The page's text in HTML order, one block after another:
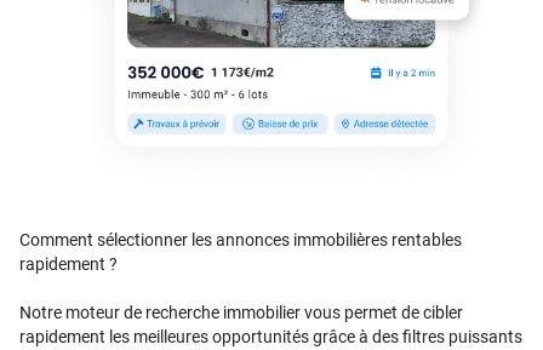
Comment sélectionner les annonces immobilières rentables
rapidement ?
Notre moteur de recherche immobilier vous permet de cibler
rapidement les meilleures opportunités grâce à des filtres puissants